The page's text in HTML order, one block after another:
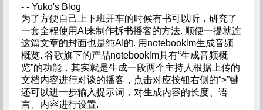
- - Yuko's Blog
为了方便自己上下班开车的时候有书可以听，研究了
一套全程使用AI来制作拆书播客的方法. 顺便一提就连
这篇文章的封面也是纯AI的. 用notebooklm生成音频
概览. 谷歌旗下的产品notebooklm具有“生成音频概
览”的功能，其实就是生成一段两个主持人根据上传的
文档内容进行对谈的播客，点击对应按钮右侧的“>”键
还可以进一步输入提示词，对生成内容的长度、语
言、内容进行设置.